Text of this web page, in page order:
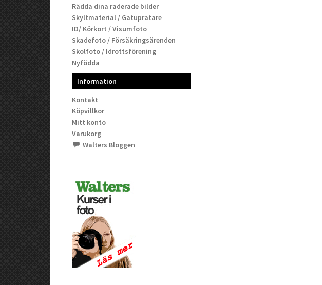
Rädda dina raderade bilder
Skyltmaterial / Gatupratare
ID/ Körkort / Visumfoto
Skadefoto / Försäkringsärenden
Skolfoto / Idrottsförening
Nyfödda
Information
Kontakt
Köpvillkor
Mitt konto
Varukorg
Walters Bloggen